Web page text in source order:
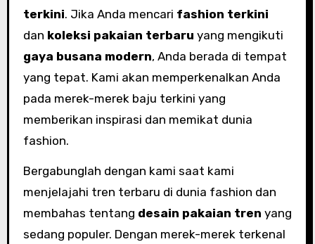
terkini. Jika Anda mencari fashion terkini
dan koleksi pakaian terbaru yang mengikuti
gaya busana modern, Anda berada di tempat
yang tepat. Kami akan memperkenalkan Anda
pada merek-merek baju terkini yang
memberikan inspirasi dan memikat dunia
fashion.
Bergabunglah dengan kami saat kami
menjelajahi tren terbaru di dunia fashion dan
membahas tentang desain pakaian tren yang
sedang populer. Dengan merek-merek terkenal